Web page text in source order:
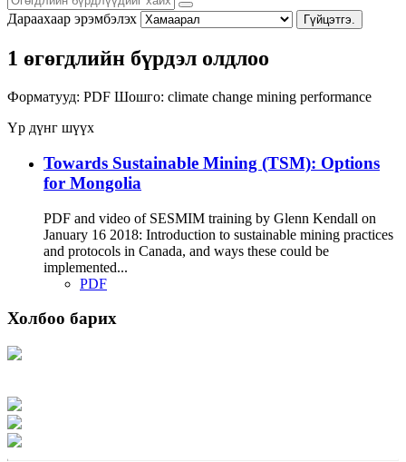
Дараахаар эрэмбэлэх Гүйцэтгэ.
1 өгөгдлийн бүрдэл олдлоо
Форматууд: PDF Шошго: climate change mining performance
Үр дүнг шүүх
Towards Sustainable Mining (TSM): Options
for Mongolia
PDF and video of SESMIM training by Glenn Kendall on
January 16 2018: Introduction to sustainable mining practices
and protocols in Canada, and ways these could be
implemented...
PDF
Холбоо барих